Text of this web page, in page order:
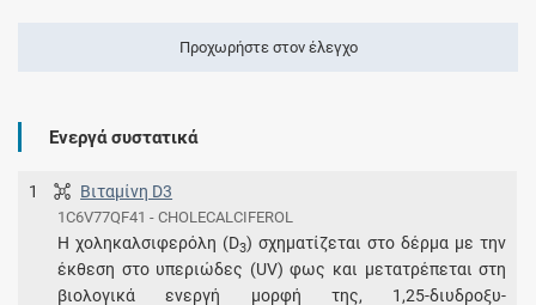
Προχωρήστε στον έλεγχο
Ενεργά συστατικά
1 Βιταμίνη D3
1C6V77QF41 - CHOLECALCIFEROL
Η χοληκαλσιφερόλη (D3) σχηματίζεται στο δέρμα με την
έκθεση στο υπεριώδες (UV) φως και μετατρέπεται στη
βιολογικά ενεργή μορφή της, 1,25-διυδροξυ-